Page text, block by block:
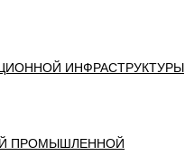
ИНФРАСТРУКТУРЫ
ПРОМЫШЛЕННОЙ